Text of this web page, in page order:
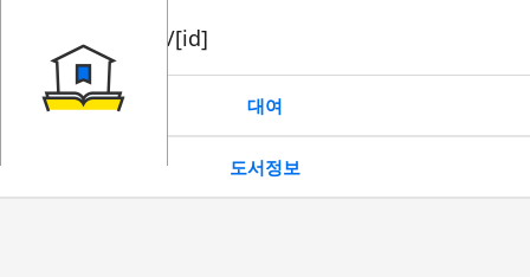
book/rent/[id]
대여
도서정보